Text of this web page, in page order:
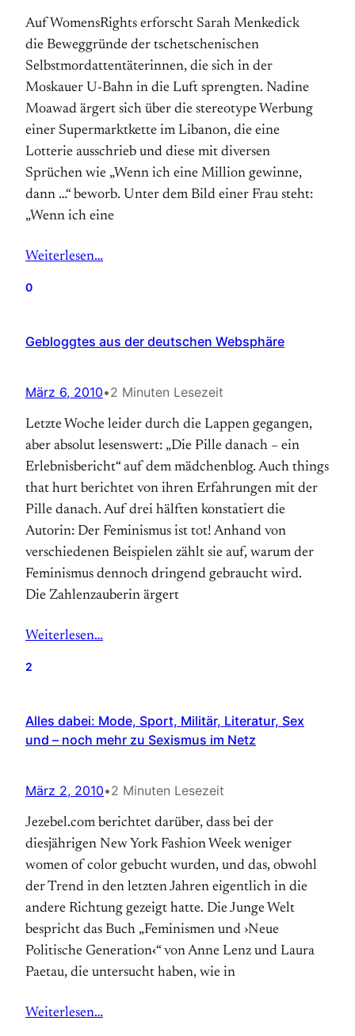
Auf WomensRights erforscht Sarah Menkedick
die Beweggründe der tschetschenischen
Selbstmordattentäterinnen, die sich in der
Moskauer U-Bahn in die Luft sprengten. Nadine
Moawad ärgert sich über die stereotype Werbung
einer Supermarktkette im Libanon, die eine
Lotterie ausschrieb und diese mit diversen
Sprüchen wie „Wenn ich eine Million gewinne,
dann …“ beworb. Unter dem Bild einer Frau steht:
„Wenn ich eine
Weiterlesen…
0
Gebloggtes aus der deutschen Websphäre
März 6, 2010•2 Minuten Lesezeit
Letzte Woche leider durch die Lappen gegangen,
aber absolut lesenswert: „Die Pille danach – ein
Erlebnisbericht“ auf dem mädchenblog. Auch things
that hurt berichtet von ihren Erfahrungen mit der
Pille danach. Auf drei hälften konstatiert die
Autorin: Der Feminismus ist tot! Anhand von
verschiedenen Beispielen zählt sie auf, warum der
Feminismus dennoch dringend gebraucht wird.
Die Zahlenzauberin ärgert
Weiterlesen…
2
Alles dabei: Mode, Sport, Militär, Literatur, Sex
und – noch mehr zu Sexismus im Netz
März 2, 2010•2 Minuten Lesezeit
Jezebel.com berichtet darüber, dass bei der
diesjährigen New York Fashion Week weniger
women of color gebucht wurden, und das, obwohl
der Trend in den letzten Jahren eigentlich in die
andere Richtung gezeigt hatte. Die Junge Welt
bespricht das Buch „Feminismen und ›Neue
Politische Generation‹“ von Anne Lenz und Laura
Paetau, die untersucht haben, wie in
Weiterlesen…